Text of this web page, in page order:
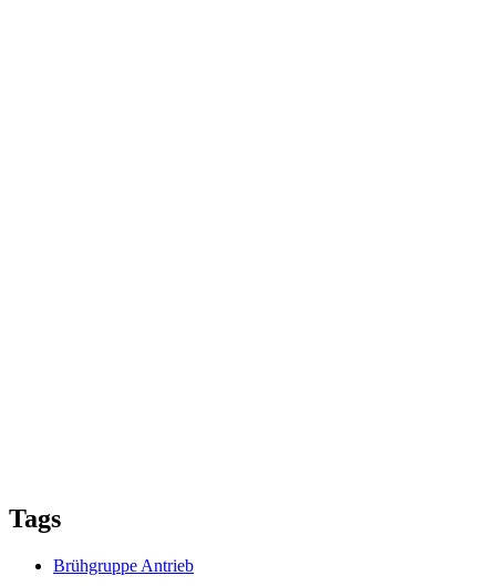
Tags
Brühgruppe Antrieb